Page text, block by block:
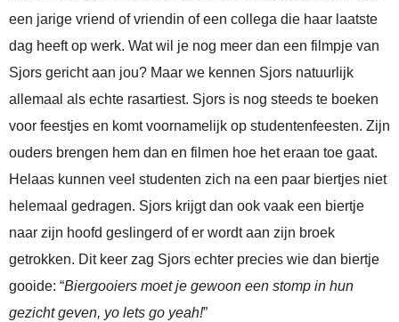
een jarige vriend of vriendin of een collega die haar laatste
dag heeft op werk. Wat wil je nog meer dan een filmpje van
Sjors gericht aan jou? Maar we kennen Sjors natuurlijk
allemaal als echte rasartiest. Sjors is nog steeds te boeken
voor feestjes en komt voornamelijk op studentenfeesten. Zijn
ouders brengen hem dan en filmen hoe het eraan toe gaat.
Helaas kunnen veel studenten zich na een paar biertjes niet
helemaal gedragen. Sjors krijgt dan ook vaak een biertje
naar zijn hoofd geslingerd of er wordt aan zijn broek
getrokken. Dit keer zag Sjors echter precies wie dan biertje
gooide: “Biergooiers moet je gewoon een stomp in hun
gezicht geven, yo lets go yeah!”